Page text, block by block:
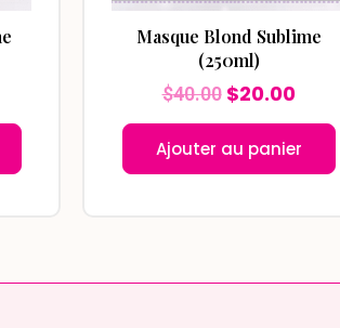
Masque Blond Sublime
(250ml)
$40.00 $20.00
Ajouter au panier